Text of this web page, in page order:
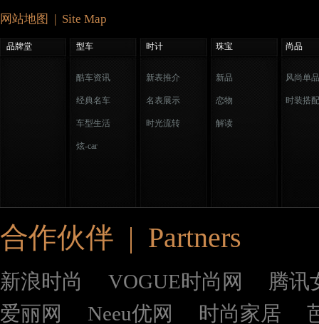
网站地图 | Site Map
品牌堂 型车 时计 珠宝 尚品
酷车资讯
经典名车
车型生活
炫-car
新表推介
名表展示
时光流转
新品
恋物
解读
风尚单品
时装搭配
合作伙伴 | Partners
新浪时尚 VOGUE时尚网
腾讯
爱丽网
Neeu优网 时尚家居